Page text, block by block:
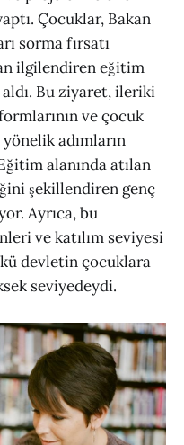
Çocuklar, Bakan
sorma fırsatı
ilgilendiren eğitim
Bu ziyaret, ileriki
ve çocuk
adımların
alanında atılan
şekillendiren genç
Ayrıca, bu
ve katılım seviyesi
devletin çocuklara
seviyedeydi.